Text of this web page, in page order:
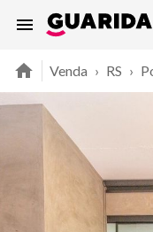
Venda › RS ›